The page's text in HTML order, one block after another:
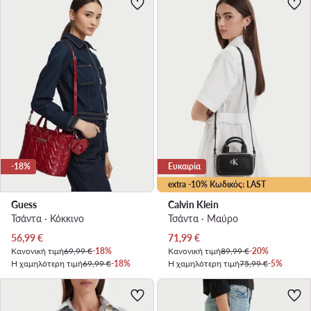
-18%
Guess
Τσάντα · Κόκκινο
Τρέχουσα τιμή
56,99€
Κανονική τιμή69,99 €-18%
Η χαμηλότερη τιμή69,99 €-18%
extra -10% Κωδικός: LAST
Ευκαιρία
Calvin Klein
Τσάντα · Μαύρο
Τρέχουσα τιμή
71,99€
Κανονική τιμή89,99 €-20%
Η χαμηλότερη τιμή75,99 €-5%